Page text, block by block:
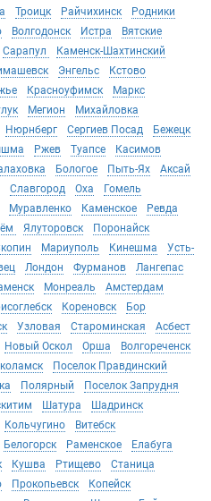
Троицк Райчихинск
Родники
Волгодонск Истра
Вятские
Сарапул
Каменск-Шахтинский
Энгельс
Кстово
Красноуфимск
Маркс
Мегион
Михайловка
Нюрнберг Сергиев Посад
Бежецк
Ржев Туапсе
Касимов
Бологое Пыть-Ях
Аксай
Славгород Оха
Гомель
Муравленко Каменское
Ревда
Ялуторовск
Поронайск
Мариуполь Кинешма
Усть-
Лондон Фурманов
Лангепас
Монреаль
Амстердам
Кореновск
Бор
Узловая Староминская
Асбест
Новый Оскол Орша
Волгореченск
Поселок Правдинский
Полярный
Поселок Запрудня
Шатура
Шадринск
Кольчугино
Витебск
Белогорск Раменское
Елабуга
Кушва Ртищево
Станица
Прокопьевск
Копейск